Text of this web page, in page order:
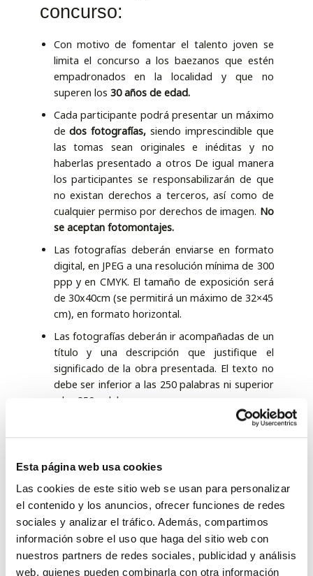
Esta página web usa cookies
Las cookies de este sitio web se usan para personalizar
el contenido y los anuncios, ofrecer funciones de redes
sociales y analizar el tráfico. Además, compartimos
información sobre el uso que haga del sitio web con
nuestros partners de redes sociales, publicidad y análisis
web, quienes pueden combinarla con otra información
concurso:
Con motivo de fomentar el talento joven se
limita el concurso a los baezanos que estén
empadronados en la localidad y que no
superen los 30 años de edad.
Cada participante podrá presentar un máximo
dedos fotografías, siendo imprescindible que
las tomas sean originales e inéditas y no
haberlas presentado a otros De igual manera
los participantes se responsabilizarán de que
no existan derechos a terceros, así como de
cualquier permiso por derechos de imagen. No
se aceptan fotomontajes.
Las fotografías deberán enviarse en formato
digital, en JPEG a una resolución mínima de 300
ppp y en CMYK. El tamaño de exposición será
de 30x40cm (se permitirá un máximo de 32×45
cm), en formato horizontal.
Las fotografías deberán ir acompañadas de un
título y una descripción que justifique el
significado de la obra presentada. El texto no
debe ser inferior a las 250 palabras ni superior
a las 350 palabras.
del 1 de
septiembreal siguiente correo:
g
El fallo del jurado se hará público el 14 de
septiembreen las redes sociales del Excmo.
Ayuntamiento de Baeza.
La participación en este concurso implica la
total aceptación de las bases reguladoras